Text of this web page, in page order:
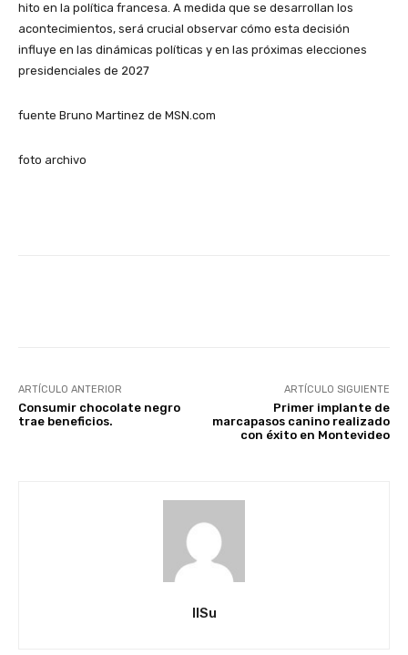
hito en la política francesa. A medida que se desarrollan los
acontecimientos, será crucial observar cómo esta decisión
influye en las dinámicas políticas y en las próximas elecciones
presidenciales de 2027
fuente Bruno Martinez de MSN.com
foto archivo
ARTÍCULO ANTERIOR
Consumir chocolate negro
trae beneficios.
ARTÍCULO SIGUIENTE
Primer implante de
marcapasos canino realizado
con éxito en Montevideo
IlSu